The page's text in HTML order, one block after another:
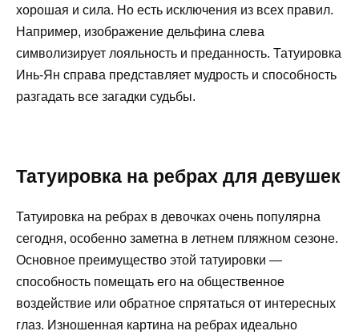
хорошая и сила. Но есть исключения из всех правил.
Например, изображение дельфина слева
символизирует лояльность и преданность. Татуировка
Инь-Ян справа представляет мудрость и способность
разгадать все загадки судьбы.
Татуировка на ребрах для девушек
Татуировка на ребрах в девочках очень популярна
сегодня, особенно заметна в летнем пляжном сезоне.
Основное преимущество этой татуировки —
способность помещать его на общественное
воздействие или обратное спрятаться от интересных
глаз. Изношенная картина на ребрах идеально